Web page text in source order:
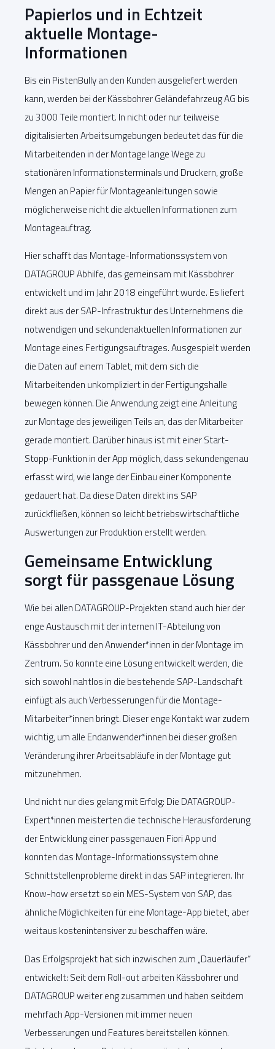
Papierlos und in Echtzeit
aktuelle Montage-
Informationen
Bis ein PistenBully an den Kunden ausgeliefert werden
kann, werden bei der Kässbohrer Geländefahrzeug AG bis
zu 3000 Teile montiert. In nicht oder nur teilweise
digitalisierten Arbeitsumgebungen bedeutet das für die
Mitarbeitenden in der Montage lange Wege zu
stationären Informationsterminals und Druckern, große
Mengen an Papier für Montageanleitungen sowie
möglicherweise nicht die aktuellen Informationen zum
Montageauftrag.
Hier schafft das Montage-Informationssystem von
DATAGROUP Abhilfe, das gemeinsam mit Kässbohrer
entwickelt und im Jahr 2018 eingeführt wurde. Es liefert
direkt aus der SAP-Infrastruktur des Unternehmens die
notwendigen und sekundenaktuellen Informationen zur
Montage eines Fertigungsauftrages. Ausgespielt werden
die Daten auf einem Tablet, mit dem sich die
Mitarbeitenden unkompliziert in der Fertigungshalle
bewegen können. Die Anwendung zeigt eine Anleitung
zur Montage des jeweiligen Teils an, das der Mitarbeiter
gerade montiert. Darüber hinaus ist mit einer Start-
Stopp-Funktion in der App möglich, dass sekundengenau
erfasst wird, wie lange der Einbau einer Komponente
gedauert hat. Da diese Daten direkt ins SAP
zurückfließen, können so leicht betriebswirtschaftliche
Auswertungen zur Produktion erstellt werden.
Gemeinsame Entwicklung
sorgt für passgenaue Lösung
Wie bei allen DATAGROUP-Projekten stand auch hier der
enge Austausch mit der internen IT-Abteilung von
Kässbohrer und den Anwender*innen in der Montage im
Zentrum. So konnte eine Lösung entwickelt werden, die
sich sowohl nahtlos in die bestehende SAP-Landschaft
einfügt als auch Verbesserungen für die Montage-
Mitarbeiter*innen bringt. Dieser enge Kontakt war zudem
wichtig, um alle Endanwender*innen bei dieser großen
Veränderung ihrer Arbeitsabläufe in der Montage gut
mitzunehmen.
Und nicht nur dies gelang mit Erfolg: Die DATAGROUP-
Expert*innen meisterten die technische Herausforderung
der Entwicklung einer passgenauen Fiori App und
konnten das Montage-Informationssystem ohne
Schnittstellenprobleme direkt in das SAP integrieren. Ihr
Know-how ersetzt so ein MES-System von SAP, das
ähnliche Möglichkeiten für eine Montage-App bietet, aber
weitaus kostenintensiver zu beschaffen wäre.
Das Erfolgsprojekt hat sich inzwischen zum „Dauerläufer“
entwickelt: Seit dem Roll-out arbeiten Kässbohrer und
DATAGROUP weiter eng zusammen und haben seitdem
mehrfach App-Versionen mit immer neuen
Verbesserungen und Features bereitstellen können.